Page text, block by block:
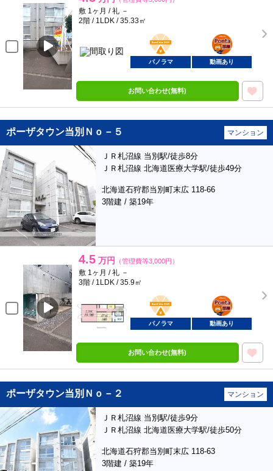
敷 1ヶ月 / 礼 －
2階 / 1LDK / 35.33㎡
BunChinPAY
ポンタ
部屋
パノラマ 動画あり
お問い合わせ(無料)
ポーザタウン当別Ｎｏ－５ マンション
ＪＲ札沼線 当別駅/徒歩8分
ＪＲ札沼線 北海道医療大学駅/徒歩49分
北海道石狩郡当別町末広 118-66
3階建 / 築19年
4.5 万円 （管理費等3,000円）
敷 1ヶ月 / 礼 －
3階 / 1LDK / 35.9㎡
BunChinPAY
ポンタ
部屋
パノラマ 動画あり
お問い合わせ(無料)
ポーザタウン当別Ｎｏ－２ マンション
ＪＲ札沼線 当別駅/徒歩9分
ＪＲ札沼線 北海道医療大学駅/徒歩50分
北海道石狩郡当別町末広 118-63
3階建 / 築19年